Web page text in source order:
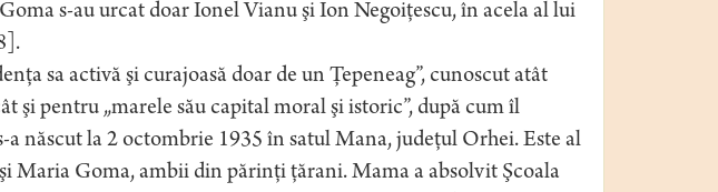
s-au urcat doar Ionel Vianu şi Ion Negoiţescu, în acela al lui
sa activă şi curajoasă doar de un Ţepeneag”, cunoscut atât
şi pentru „marele său capital moral şi istoric”, după cum îl
născut la 2 octombrie 1935 în satul Mana, judeţul Orhei. Este al
Maria Goma, ambii din părinţi ţărani. Mama a absolvit Şcoala